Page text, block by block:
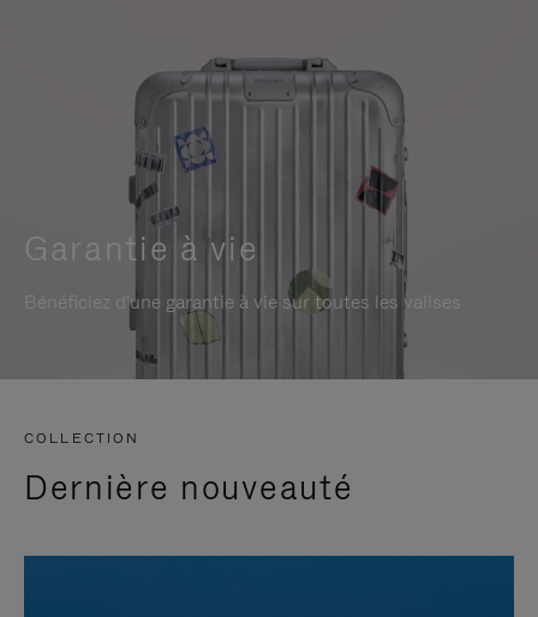
Garantie à vie
Bénéficiez d'une garantie à vie sur toutes les valises
COLLECTION
Dernière nouveauté